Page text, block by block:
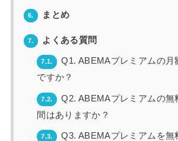
6. まとめ
7. よくある質問
7.1.
Q1. ABEMAプレミアムの月
ですか？
7.2.
Q2. ABEMAプレミアムの無
間はありますか？
7.3.
Q3. ABEMAプレミアムを無